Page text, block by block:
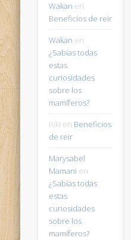
Wakan en
Beneficios de reir
Wakan en
¿Sabías todas
estas
curiosidades
sobre los
mamíferos?
Riki en Beneficios
de reir
Marysabel
Mamani en
¿Sabías todas
estas
curiosidades
sobre los
mamíferos?